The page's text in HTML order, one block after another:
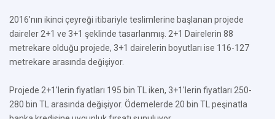
2016'nın ikinci çeyreği itibariyle teslimlerine başlanan projede
daireler 2+1 ve 3+1 şeklinde tasarlanmış. 2+1 Dairelerin 88
metrekare olduğu projede, 3+1 dairelerin boyutları ise 116-127
metrekare arasında değişiyor.
Projede 2+1'lerin fiyatları 195 bin TL iken, 3+1'lerin fiyatları 250-
280 bin TL arasında değişiyor. Ödemelerde 20 bin TL peşinatla